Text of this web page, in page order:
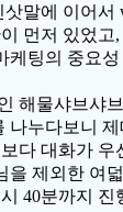
말에 이어서
먼저 있었고
케팅의 중요
해물샤브샤
나누다보니
다 대화가 우
을 제외한 여
40분까지 진